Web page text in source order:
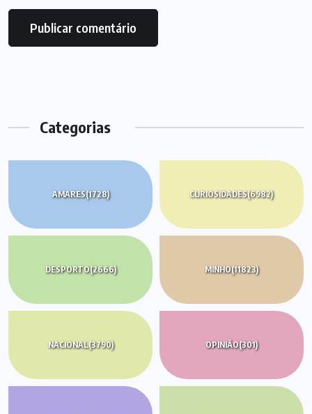
Categorias
AMARES(1728) CURIOSIDADES(6982)
DESPORTO(2666) MINHO(11823)
NACIONAL(3790) OPINIÃO(301)